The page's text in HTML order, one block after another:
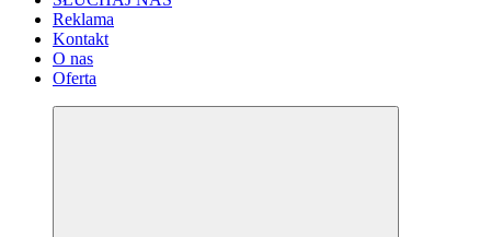
Reklama
Kontakt
O nas
Oferta